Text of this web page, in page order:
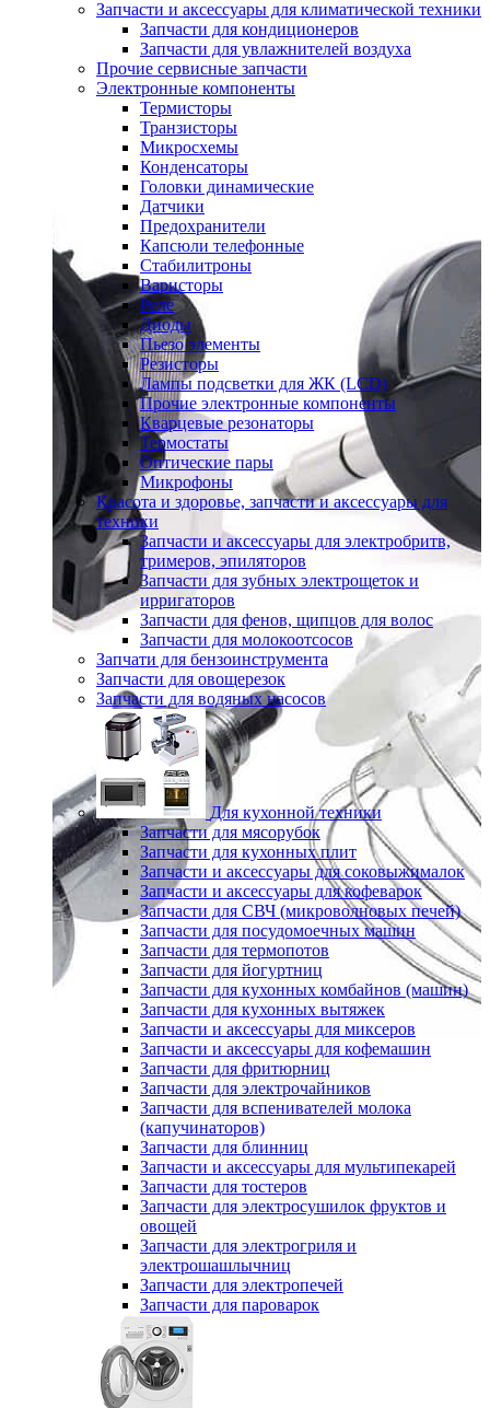
Запчасти и аксессуары для климатической техники
Запчасти для кондиционеров
Запчасти для увлажнителей воздуха
Прочие сервисные запчасти
Электронные компоненты
Термисторы
Транзисторы
Микросхемы
Конденсаторы
Головки динамические
Датчики
Предохранители
Капсюли телефонные
Стабилитроны
Варисторы
Реле
Диоды
Пьезо элементы
Резисторы
Лампы подсветки для ЖК (LCD)
Прочие электронные компоненты
Кварцевые резонаторы
Термостаты
Оптические пары
Микрофоны
Красота и здоровье, запчасти и аксессуары для
техники
Запчасти и аксессуары для электробритв,
тримеров, эпиляторов
Запчасти для зубных электрощеток и
ирригаторов
Запчасти для фенов, щипцов для волос
Запчасти для молокоотсосов
Запчати для бензоинструмента
Запчасти для овощерезок
Запчасти для водяных насосов
Для кухонной техники
Запчасти для мясорубок
Запчасти для кухонных плит
Запчасти и аксессуары для соковыжималок
Запчасти и аксессуары для кофеварок
Запчасти для СВЧ (микроволновых печей)
Запчасти для посудомоечных машин
Запчасти для термопотов
Запчасти для йогуртниц
Запчасти для кухонных комбайнов (машин)
Запчасти для кухонных вытяжек
Запчасти и аксессуары для миксеров
Запчасти и аксессуары для кофемашин
Запчасти для фритюрниц
Запчасти для электрочайников
Запчасти для вспенивателей молока
(капучинаторов)
Запчасти для блинниц
Запчасти и аксессуары для мультипекарей
Запчасти для тостеров
Запчасти для электросушилок фруктов и
овощей
Запчасти для электрогриля и
электрошашлычниц
Запчасти для электропечей
Запчасти для пароварок